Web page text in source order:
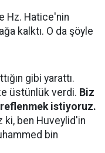
Hz. Hatice'nin
kalktı. O da şöyle
gibi yarattı.
üstünlük verdi. Biz
istiyoruz.
ki, ben Huveylid'in
bin